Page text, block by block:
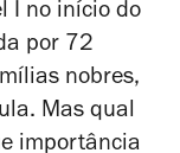
I no início do
por 72
nobres,
Mas qual
importância